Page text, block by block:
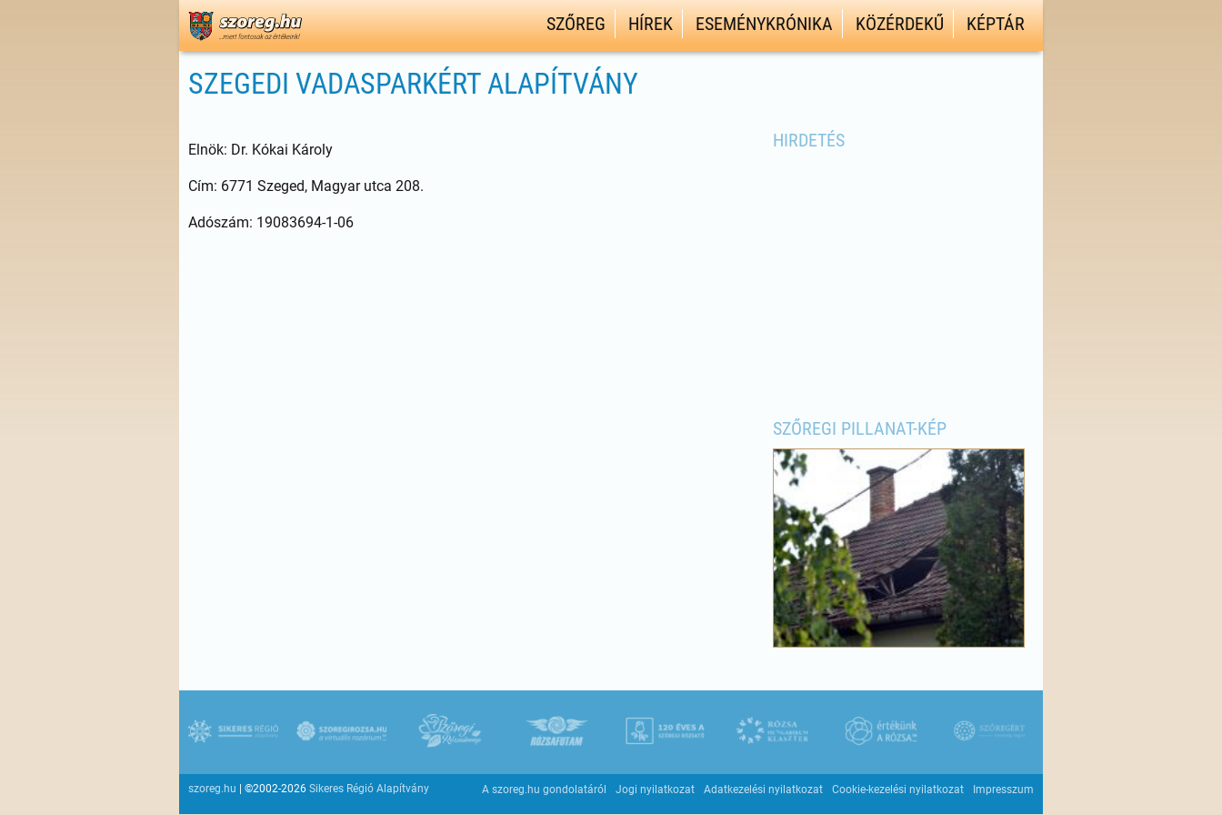
SZŐREG HÍREK ESEMÉNYKRÓNIKA KÖZÉRDEKŰ KÉPTÁR
SZEGEDI VADASPARKÉRT ALAPÍTVÁNY
Elnök: Dr. Kókai Károly
Cím: 6771 Szeged, Magyar utca 208.
Adószám: 19083694-1-06
HIRDETÉS
SZŐREGI PILLANAT-KÉP
szoreg.hu | ©2002-2026 Sikeres Régió Alapítvány A szoreg.hu gondolatáról Jogi nyilatkozat Adatkezelési nyilatkozat Cookie-kezelési nyilatkozat Impresszum